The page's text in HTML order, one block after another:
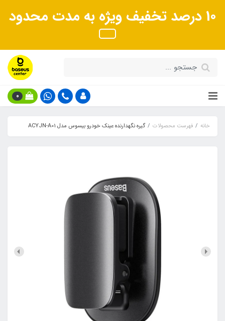
10 درصد تخفیف ویژه به مدت محدود
0
خانه فهرست محصولات گیره نگهدارنده عینک خودرو بیسوس مدل ACYJN-A01